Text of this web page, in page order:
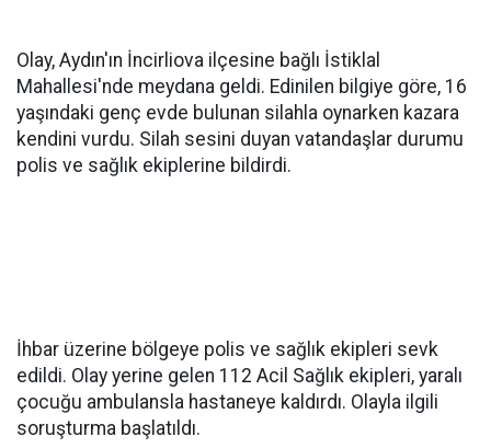
Olay, Aydın'ın İncirliova ilçesine bağlı İstiklal
Mahallesi'nde meydana geldi. Edinilen bilgiye göre, 16
yaşındaki genç evde bulunan silahla oynarken kazara
kendini vurdu. Silah sesini duyan vatandaşlar durumu
polis ve sağlık ekiplerine bildirdi.
İhbar üzerine bölgeye polis ve sağlık ekipleri sevk
edildi. Olay yerine gelen 112 Acil Sağlık ekipleri, yaralı
çocuğu ambulansla hastaneye kaldırdı. Olayla ilgili
soruşturma başlatıldı.